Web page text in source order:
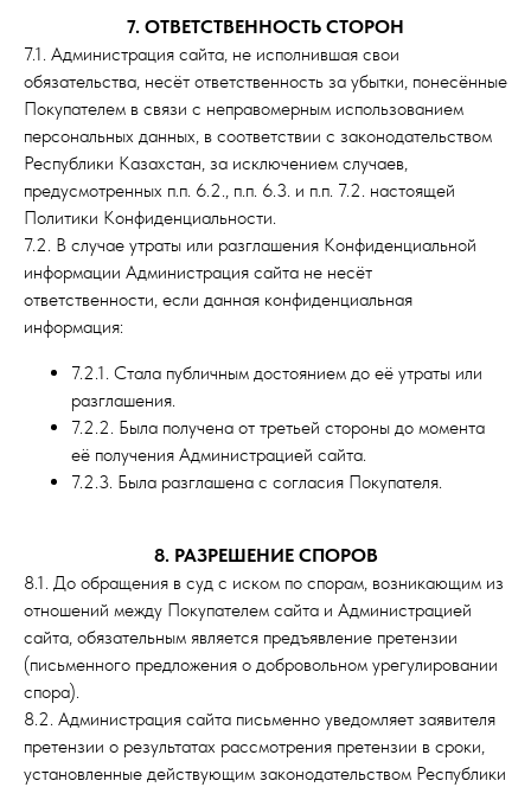
7. ОТВЕТСТВЕННОСТЬ СТОРОН
7.1. Администрация сайта, не исполнившая свои
обязательства, несёт ответственность за убытки, понесённые
Покупателем в связи с неправомерным использованием
персональных данных, в соответствии с законодательством
Республики Казахстан, за исключением случаев,
предусмотренных п.п. 6.2., п.п. 6.3. и п.п. 7.2. настоящей
Политики Конфиденциальности.
7.2. В случае утраты или разглашения Конфиденциальной
информации Администрация сайта не несёт
ответственности, если данная конфиденциальная
информация:
7.2.1. Стала публичным достоянием до её утраты или
разглашения.
7.2.2. Была получена от третьей стороны до момента
её получения Администрацией сайта.
7.2.3. Была разглашена с согласия Покупателя.
8. РАЗРЕШЕНИЕ СПОРОВ
8.1. До обращения в суд с иском по спорам, возникающим из
отношений между Покупателем сайта и Администрацией
сайта, обязательным является предъявление претензии
(письменного предложения о добровольном урегулировании
спора).
8.2. Администрация сайта письменно уведомляет заявителя
претензии о результатах рассмотрения претензии в сроки,
установленные действующим законодательством Республики